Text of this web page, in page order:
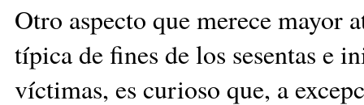
Otro aspecto que merece mayor
típica de fines de los sesentas e
víctimas, es curioso que, a